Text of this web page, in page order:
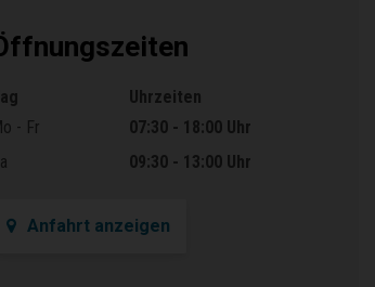
Uhrzeiten
- Fr
07:30 - 18:00 Uhr
09:30 - 13:00 Uhr
Anfahrt anzeigen